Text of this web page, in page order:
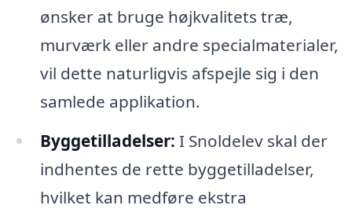
ønsker at bruge højkvalitets træ,
murværk eller andre specialmaterialer,
vil dette naturligvis afspejle sig i den
samlede applikation.
Byggetilladelser: I Snoldelev skal der
indhentes de rette byggetilladelser,
hvilket kan medføre ekstra